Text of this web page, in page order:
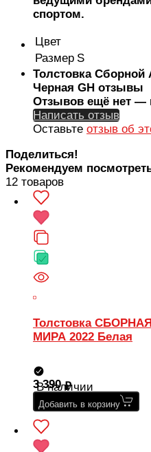
спортом.
Цвет
Размер S
Толстовка Сборной
Черная GH отзывы
Отзывов ещё нет —
Написать отзыв
Оставьте отзыв об
Поделиться!
Рекомендуем
12 товаров
Толстовка
МИРА 2022 Белая
В наличии
3 390
Добавить в корзину